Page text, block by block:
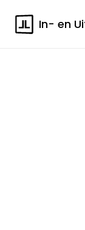
In- en